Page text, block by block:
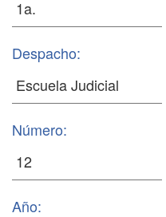
Despacho:
Número:
Año: